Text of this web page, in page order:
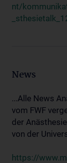
nt/
News
...Alle News
vom FWF
der
von der
https://